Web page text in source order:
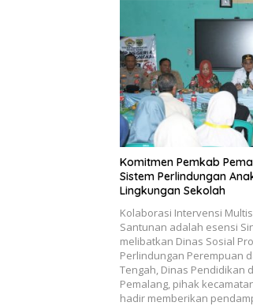
Komitmen Pemkab
Sistem Perlindungan
Lingkungan Sekolah
Kolaborasi Intervensi
Santunan adalah esensi
melibatkan Dinas Sosial
Perlindungan Perempuan
Tengah, Dinas Pendidikan
Pemalang, pihak
hadir memberikan